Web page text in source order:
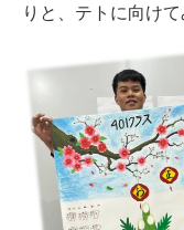
りと、テトに向け